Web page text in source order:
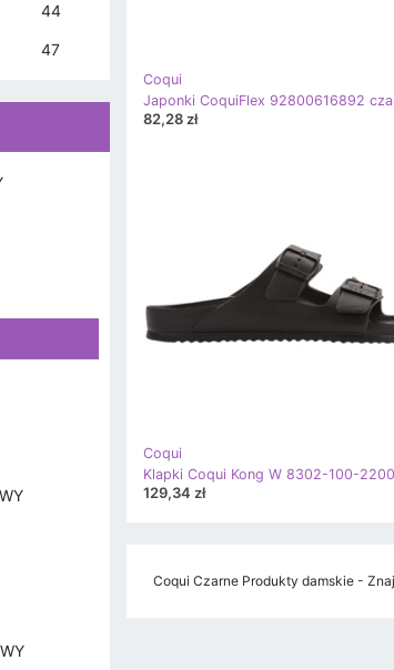
Coqui
Japonki CoquiFlex 92800616892
82,28 zł
Coqui
129,34 zł
Coqui Czarne Produkty damskie -
44
47